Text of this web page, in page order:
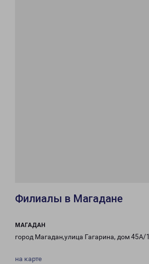
Филиалы в Магадане
МАГАДАН
город Магадан,улица Гагарина, дом 45А/1
на карте